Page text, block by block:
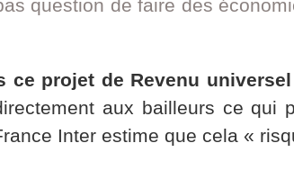
question de faire des
projet de Revenu universel
aux bailleurs ce
Inter estime que cela «